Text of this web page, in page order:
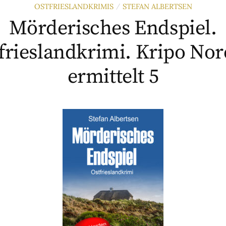
OSTFRIESLANDKRIMIS / STEFAN ALBERTSEN
Mörderisches Endspiel.
Kripo
ermittelt 5